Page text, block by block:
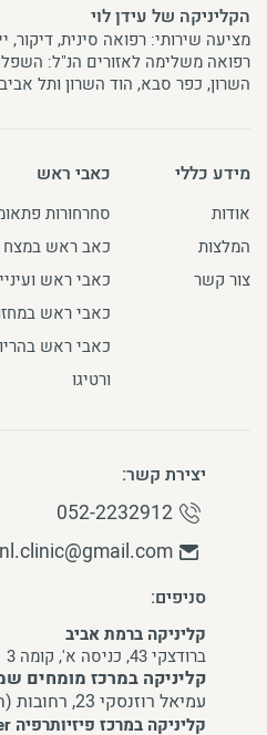
הקליניקה של עידן לוי
מציעה שירותי: רפואה סינית, דיקור,
רפואה משלימה לאזורים הנ"ל:
השרון, כפר סבא, הוד השרון ותל
מידע כללי
אודות
המלצות
צור קשר
כאבי ראש
סחרחורות
כאב ראש במצח
כאבי ראש
כאבי ראש
כאבי ראש
ורטיגו
יצירת קשר:
052-2232912
סניפים:
קליניקה ברמת אביב
ברודצקי 43, כניסה א', קומה 3
קליניקה במרכז מומחים
עמיאל רוזנסקי 23, רחובות (חניה ברחוב פדובה), ישראל.
קליניקה במרכז פיזיותרפיה Medleader